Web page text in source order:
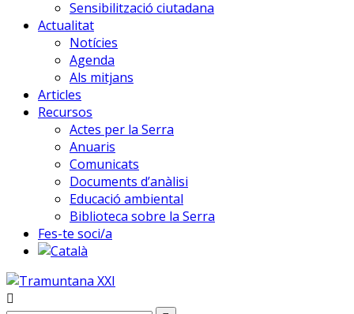
Sensibilització ciutadana
Actualitat
Notícies
Agenda
Als mitjans
Articles
Recursos
Actes per la Serra
Anuaris
Comunicats
Documents d’anàlisi
Educació ambiental
Biblioteca sobre la Serra
Fes-te soci/a